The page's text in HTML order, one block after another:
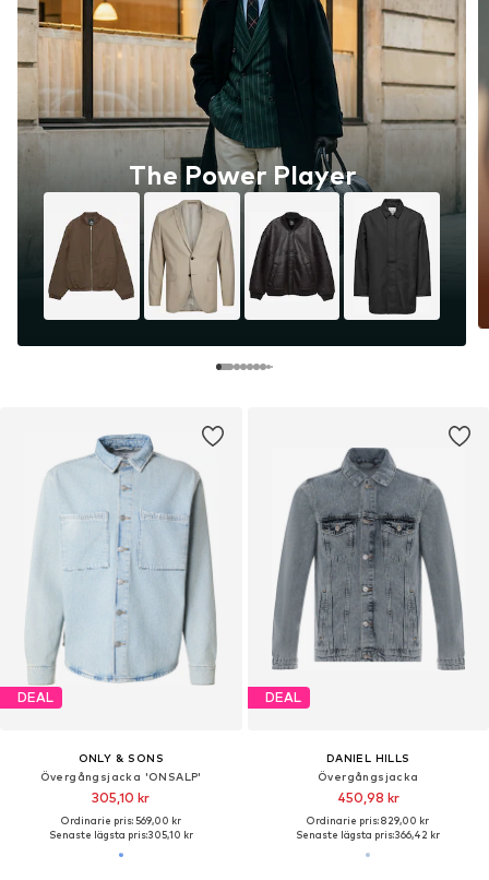
DEAL
ONLY & SONS
Övergångsjacka 'ONSALP'
305,10 kr
Ordinarie pris: 569,00 kr
Senaste lägsta pris:305,10 kr
The Power Player
DEAL
DANIEL HILLS
Övergångsjacka
450,98 kr
Ordinarie pris: 829,00 kr
Senaste lägsta pris:366,42 kr